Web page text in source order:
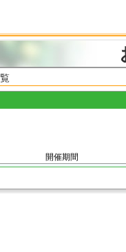
開催期間